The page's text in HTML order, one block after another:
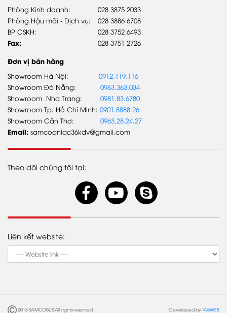
Xe khách
TIN TỨC
Tin Tổng công ty
Tin Samco An Lạc
Theo dõi chúng tôi tại:
Liên kết website:
Phòng Kinh doanh:
Phòng Hậu mãi - Dịch vụ:
BP CSKH:
Fax:
028 3875 2033
028 3886 6708
028 3752 6493
028 3751 2726
Đơn vị bán hàng
Showroom Hà Nội: 0912.119.116
Showroom Đà Nẵng: 0963.363.034
Showroom Nha Trang: 0981.83.6780
Showroom Tp. Hồ Chí Minh: 0901.8888.26
Showroom Cần Thơ: 0963.28.24.27
Email: samcoanlac36kdv@gmail.com
2018 SAMCOBUS.All rights reserved Developed byTABWEB